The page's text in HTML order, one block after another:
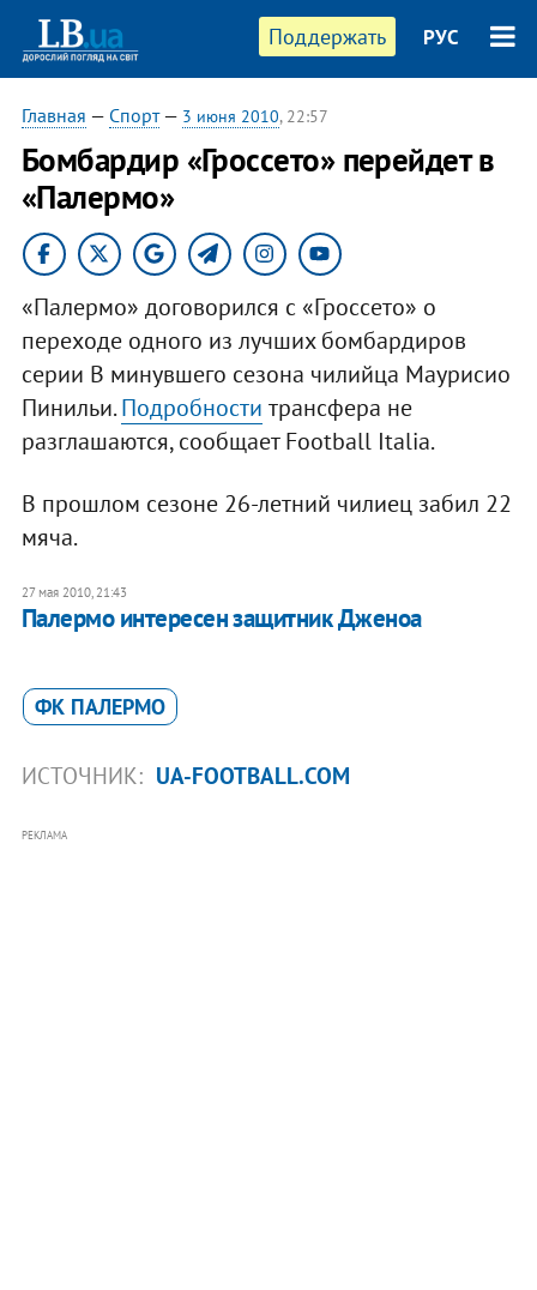
Поддержать РУС
Главная — Спорт— 3 июня 2010, 22:57
Бомбардир «Гроссето» перейдет в
«Палермо»
«Палермо» договорился с «Гроссето» о
переходе одного из лучших бомбардиров
серии B минувшего сезона чилийца Маурисио
Пинильи.Подробности трансфера не
разглашаются, сообщает Football Italia.
В прошлом сезоне 26-летний чилиец забил 22
мяча.
27 мая 2010, 21:43
Палермо интересен защитник Дженоа
ФК ПАЛЕРМО
ИСТОЧНИК: UA-FOOTBALL.COM
РЕКЛАМА